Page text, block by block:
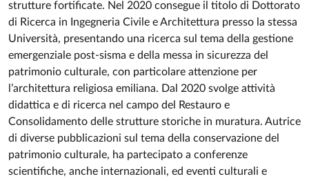
strutture fortificate. Nel 2020 consegue il titolo di Dottorato
di Ricerca in Ingegneria Civile e Architettura presso la stessa
Università, presentando una ricerca sul tema della gestione
emergenziale post-sisma e della messa in sicurezza del
patrimonio culturale, con particolare attenzione per
l’architettura religiosa emiliana. Dal 2020 svolge attività
didattica e di ricerca nel campo del Restauro e
Consolidamento delle strutture storiche in muratura. Autrice
di diverse pubblicazioni sul tema della conservazione del
patrimonio culturale, ha partecipato a conferenze
scientifiche, anche internazionali, ed eventi culturali e